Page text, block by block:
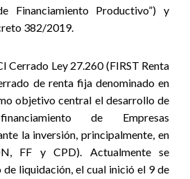
Financiamiento Productivo”) y
382/2019.
Cerrado Ley 27.260 (FIRST Renta
de renta fija denominado en
objetivo central el desarrollo de
de Empresas
la inversión, principalmente, en
FF y CPD). Actualmente se
liquidación, el cual inició el 9 de